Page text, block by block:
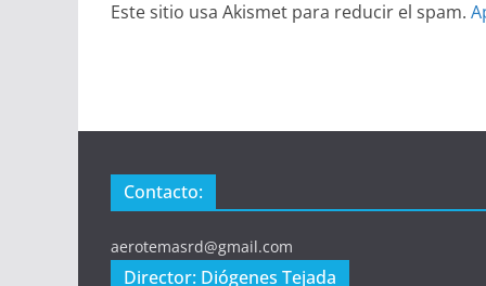
Este sitio usa Akismet para reducir el spam.
Contacto:
aerotemasrd@gmail.com
Director: Diógenes Tejada